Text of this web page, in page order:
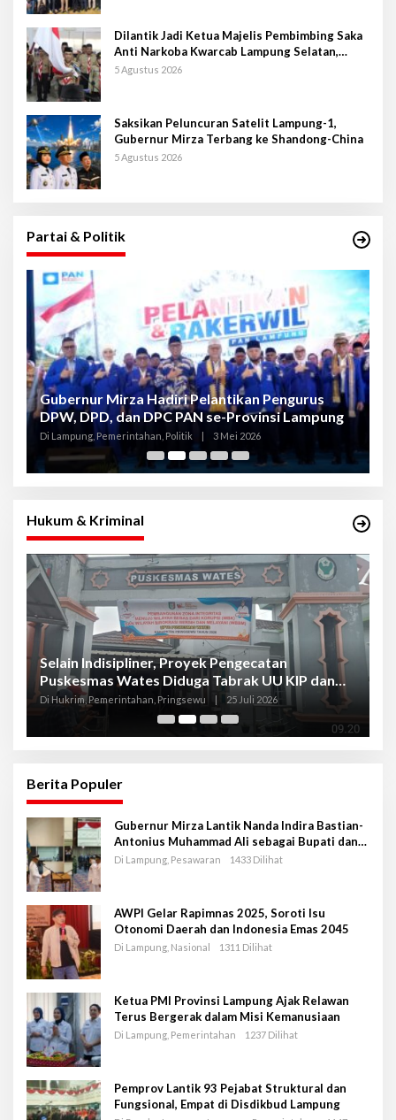
Dilantik Jadi Ketua Majelis Pembimbing Saka
Anti Narkoba Kwarcab Lampung Selatan,
Kepala BNNK Pramuka Garda P4GN
5 Agustus 2026
Saksikan Peluncuran Satelit Lampung-1,
Gubernur Mirza Terbang ke Shandong-China
5 Agustus 2026
Partai & Politik
Gubernur Mirza Hadiri Pelantikan Pengurus
DPW, DPD, dan DPC PAN se-Provinsi Lampung
Di Lampung, Pemerintahan, Politik | 3 Mei 2026
Hukum & Kriminal
Selain Indisipliner, Proyek Pengecatan
Puskesmas Wates Diduga Tabrak UU KIP dan
Libatkan Oknum Kadis
Di Hukrim, Pemerintahan, Pringsewu | 25 Juli 2026
Berita Populer
Gubernur Mirza Lantik Nanda Indira Bastian-
Antonius Muhammad Ali sebagai Bupati dan
Wakil Bupati Pesawaran Periode 2025-2030
Di Lampung, Pesawaran 1433 Dilihat
AWPI Gelar Rapimnas 2025, Soroti Isu
Otonomi Daerah dan Indonesia Emas 2045
Di Lampung, Nasional 1311 Dilihat
Ketua PMI Provinsi Lampung Ajak Relawan
Terus Bergerak dalam Misi Kemanusiaan
Di Lampung, Pemerintahan 1237 Dilihat
Pemprov Lantik 93 Pejabat Struktural dan
Fungsional, Empat di Disdikbud Lampung